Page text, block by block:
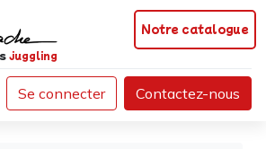
Notre catalogue
juggling
Se connecter Contactez-nous